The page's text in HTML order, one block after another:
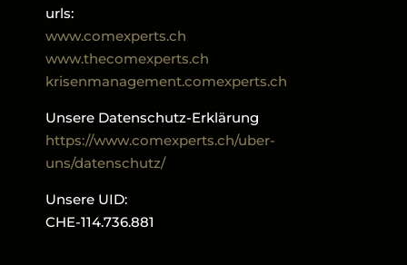
urls:
www.comexperts.ch
www.thecomexperts.ch
krisenmanagement.comexperts.ch
Unsere Datenschutz-Erklärung
https://www.comexperts.ch/uber-
uns/datenschutz/
Unsere UID:
CHE-114.736.881